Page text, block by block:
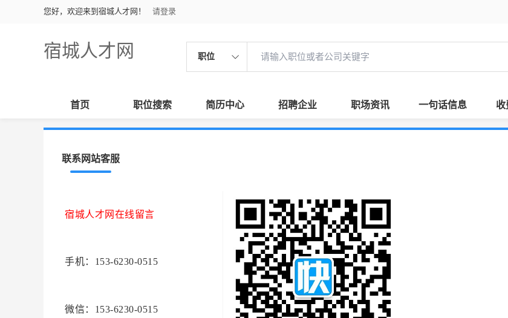
您好，欢迎来到宿城人才网！ 请登录
宿城人才网 职位
首页 职位搜索 简历中心 招聘企业 职场资讯 一句话信息 收
联系网站客服
宿城人才网在线留言
手机：153-6230-0515
微信：153-6230-0515